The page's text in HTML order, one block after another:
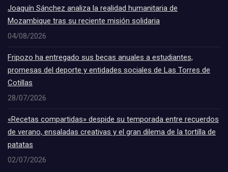
Joaquín Sánchez analiza la realidad humanitaria de
Mozambique tras su reciente misión solidaria
04/08/2026
Fripozo ha entregado sus becas anuales a estudiantes,
promesas del deporte y entidades sociales de Las Torres de
Cotillas
28/07/2026
«Recetas compartidas» despide su temporada entre recuerdos
de verano, ensaladas creativas y el gran dilema de la tortilla de
patatas
02/07/2026